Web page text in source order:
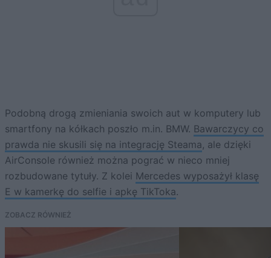
Podobną drogą zmieniania swoich aut w komputery lub
smartfony na kółkach poszło m.in. BMW. Bawarczycy co
prawda nie skusili się na integrację Steama, ale dzięki
AirConsole również można pograć w nieco mniej
rozbudowane tytuły. Z kolei Mercedes wyposażył klasę
E w kamerkę do selfie i apkę TikToka.
ZOBACZ RÓWNIEŻ